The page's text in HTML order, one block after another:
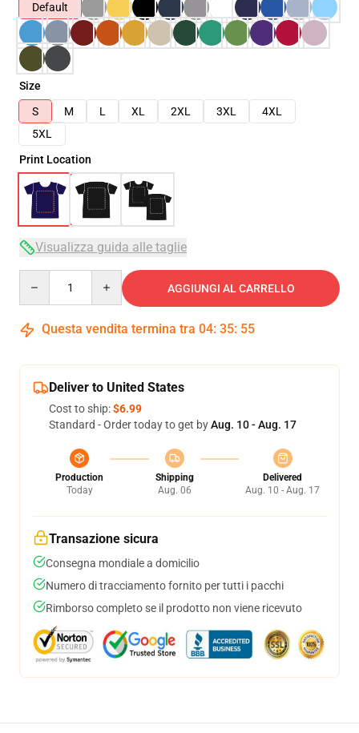
Default
Size
S
M L XL 2XL 3XL
4XL
5XL
Print Location
Visualizza guida alle taglie
AGGIUNGI AL CARRELLO
Questa vendita termina tra 04: 35: 54
Deliver to United States
Cost to ship:$6.99
Standard - Order today to get byAug. 10 - Aug. 17
Production
Today
Shipping
Aug. 06
Delivered
Aug. 10 - Aug. 17
Transazione sicura
Consegna mondiale a domicilio
Numero di tracciamento fornito per tutti i pacchi
Rimborso completo se il prodotto non viene ricevuto